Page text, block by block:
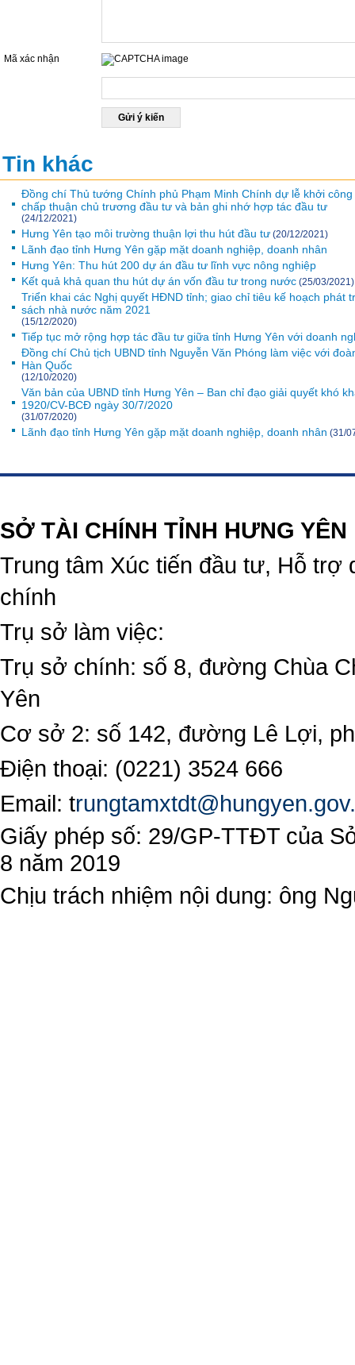
Mã xác nhận
Tin khác
Đồng chí Thủ tướng Chính phủ Phạm Minh Chính dự lễ khởi
chấp thuận chủ trương đầu tư và bản ghi nhớ hợp tác đầu tư
(24/12/2021)
Hưng Yên tạo môi trường thuận lợi thu hút đầu tư (20/12/2021)
Lãnh đạo tỉnh Hưng Yên gặp mặt doanh nghiệp, doanh nhân
Hưng Yên: Thu hút 200 dự án đầu tư lĩnh vực nông nghiệp
Kết quả khả quan thu hút dự án vốn đầu tư trong nước (25/03/2021)
Triển khai các Nghị quyết HĐND tỉnh; giao chỉ tiêu kế hoạch phát
sách nhà nước năm 2021
(15/12/2020)
Tiếp tục mở rộng hợp tác đầu tư giữa tỉnh Hưng Yên với doanh
Đồng chí Chủ tịch UBND tỉnh Nguyễn Văn Phóng làm việc với
Hàn Quốc
(12/10/2020)
Văn bản của UBND tỉnh Hưng Yên – Ban chỉ đạo giải quyết khó
1920/CV-BCĐ ngày 30/7/2020
(31/07/2020)
Lãnh đạo tỉnh Hưng Yên gặp mặt doanh nghiệp, doanh nhân (31/
SỞ TÀI CHÍNH TỈNH HƯNG YÊN
Trung tâm Xúc tiến đầu tư, Hỗ trợ
chính
Trụ sở làm việc:
Trụ sở chính: số 8, đường Chùa
Yên
Cơ sở 2: số 142, đường Lê Lợi,
Điện thoại: (0221) 3524 666
Email: t
Giấy phép số: 29/GP-TTĐT của
8 năm 2019
Chịu trách nhiệm nội dung: ông